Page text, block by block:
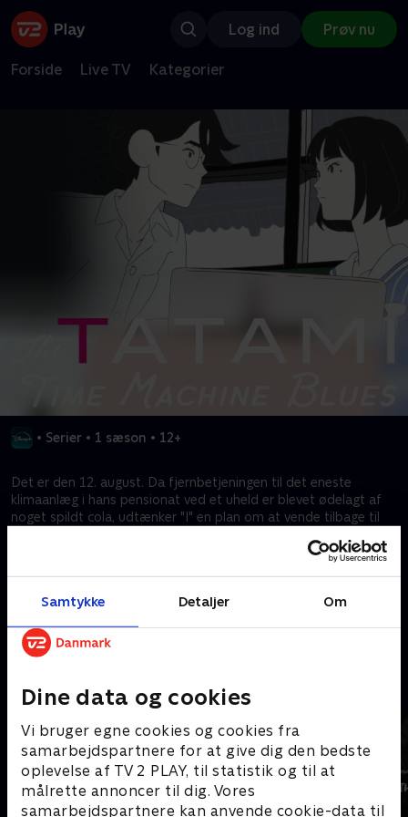
Samtykke Detaljer Om
Dine data og cookies
Vi bruger egne cookies og cookies fra
samarbejdspartnere for at give dig den bedste
oplevelse af TV 2 PLAY, til statistik og til at
målrette annoncer til dig. Vores
samarbejdspartnere kan anvende cookie-data til
Log ind Prøv nu
Forside Live TV Kategorier
• Serier • 1 sæson • 12+
Det er den 12. august. Da fjernbetjeningen til det eneste
klimaanlæg i hans pensionat ved et uheld er blevet ødelagt af
noget spildt cola, udtænker "I" en plan om at vende tilbage til
den går i stykker. Men hans spøgefulde ven Ozu kan ikke
gennem tiden for at undgå katastrofen.
Kræver tilkøb
Mere indhold fra Disney+